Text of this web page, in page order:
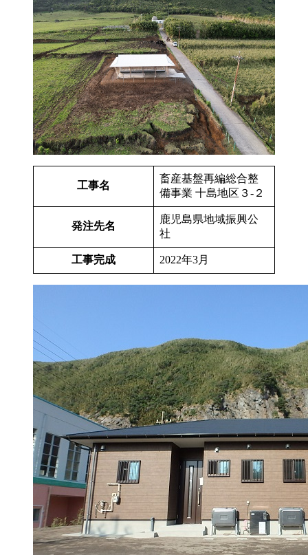
工事名
畜産基盤再編総合整
備事業 十島地区３‐２
発注先名
鹿児島県地域振興公
社
工事完成 2022年3月